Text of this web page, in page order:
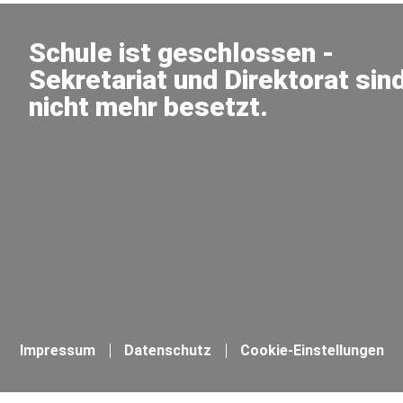
Schule ist geschlossen -
Sekretariat und Direktorat
nicht mehr besetzt.
Impressum Datenschutz Cookie-Einstellungen